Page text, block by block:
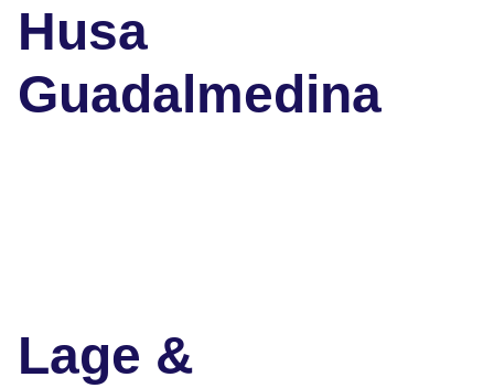
Husa
Guadalmedina
Lage &